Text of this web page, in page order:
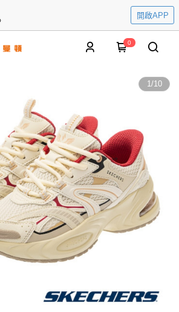
開啟APP
0
1/10